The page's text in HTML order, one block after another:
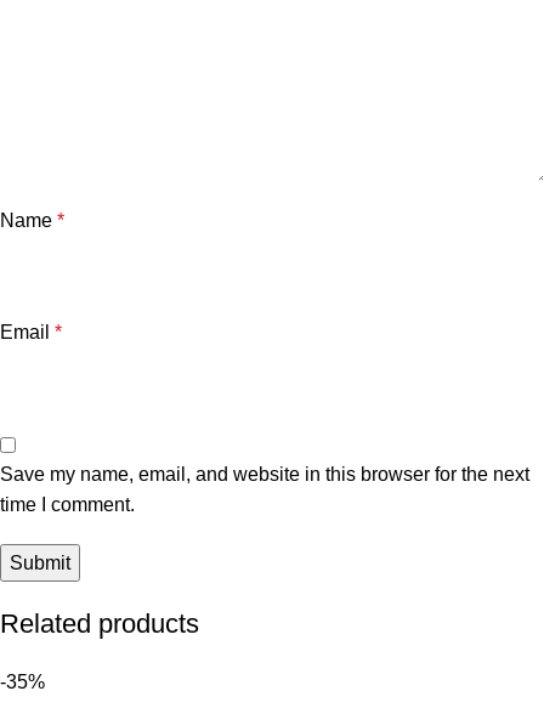
Name *
Email *
Save my name, email, and website in this browser for the next
time I comment.
Related products
-35%